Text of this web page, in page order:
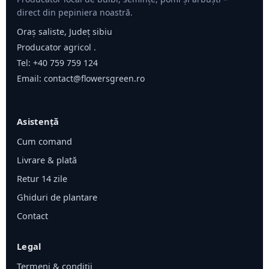
direct din pepiniera noastră.
Oraș saliste, Județ sibiu
Producator agricol .
Tel: +40 759 759 124
Email: contact@flowersgreen.ro
Asistență
Cum comand
Livrare & plată
Retur 14 zile
Ghiduri de plantare
Contact
Legal
Termeni & condiții